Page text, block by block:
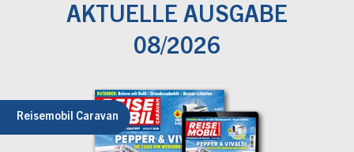
AKTUELLE AUSGABE
08/2026
Reisemobil Caravan